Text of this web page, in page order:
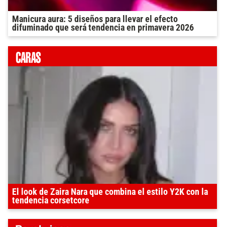
Manicura aura: 5 diseños para llevar el efecto
difuminado que será tendencia en primavera 2026
El look de Zaira Nara que combina el estilo Y2K con la
tendencia corsetcore